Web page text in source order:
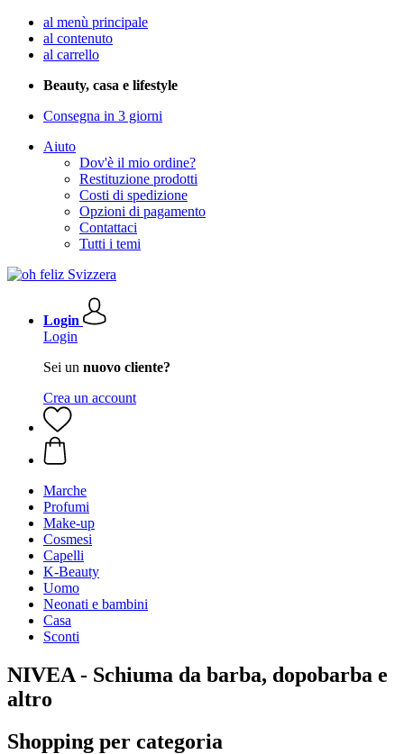
al menù principale
al contenuto
al carrello
Beauty, casa e lifestyle
Consegna in 3 giorni
Aiuto
Dov'è il mio ordine?
Restituzione prodotti
Costi di spedizione
Opzioni di pagamento
Contattaci
Tutti i temi
Login
Login
Sei un nuovo cliente?
Crea un account
Marche
Profumi
Make-up
Cosmesi
Capelli
K-Beauty
Uomo
Neonati e bambini
Casa
Sconti
NIVEA - Schiuma da barba, dopobarba e
altro
Shopping per categoria